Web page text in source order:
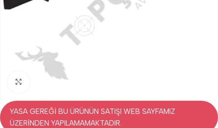
Click to enlarge
YASA GEREĞİ BU ÜRÜNÜN SATIŞI WEB SAYFAMIZ
ÜZERİNDEN YAPILAMAMAKTADIR.